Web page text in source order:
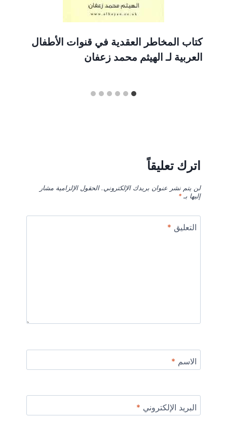
كتاب المخاطر العقدية في قنوات الأطفال
العربية لـ الهيثم محمد زعفان
اترك تعليقاً
لن يتم نشر عنوان بريدك الإلكتروني. الحقول الإلزامية مشار
إليها بـ*
التعليق *
الاسم *
البريد الإلكتروني *